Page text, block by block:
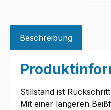
Beschreibung
Stillstand ist
Mit einer längeren